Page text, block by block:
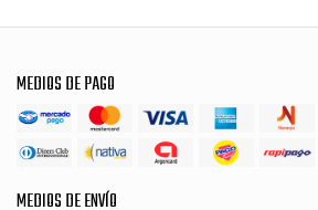
MEDIOS DE PAGO
MEDIOS DE ENVÍO